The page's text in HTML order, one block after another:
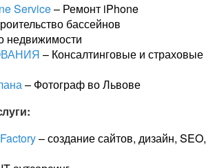
Service– Ремонт iPhone
бассейнов
недвижимости
– Консалтинговые и страховые
– Фотограф во Львове
– создание сайтов, дизайн, SEO,